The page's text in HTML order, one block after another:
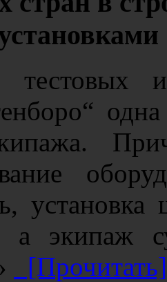
установка
а экипаж
[Прочитать]